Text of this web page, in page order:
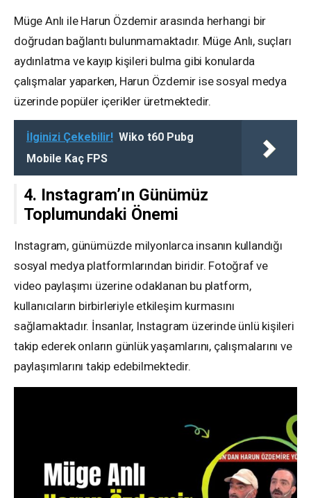
Müge Anlı ile Harun Özdemir arasında herhangi bir
doğrudan bağlantı bulunmamaktadır. Müge Anlı, suçları
aydınlatma ve kayıp kişileri bulma gibi konularda
çalışmalar yaparken, Harun Özdemir ise sosyal medya
üzerinde popüler içerikler üretmektedir.
İlginizi Çekebilir! Wiko t60 Pubg
Mobile Kaç FPS
4. Instagram’ın Günümüz
Toplumundaki Önemi
Instagram, günümüzde milyonlarca insanın kullandığı
sosyal medya platformlarından biridir. Fotoğraf ve
video paylaşımı üzerine odaklanan bu platform,
kullanıcıların birbirleriyle etkileşim kurmasını
sağlamaktadır. İnsanlar, Instagram üzerinde ünlü kişileri
takip ederek onların günlük yaşamlarını, çalışmalarını ve
paylaşımlarını takip edebilmektedir.